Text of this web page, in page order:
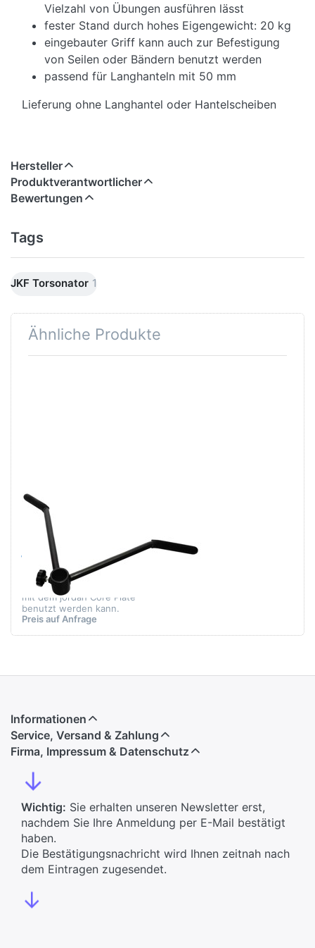
Vielzahl von Übungen ausführen lässt
fester Stand durch hohes Eigengewicht: 20 kg
eingebauter Griff kann auch zur Befestigung
von Seilen oder Bändern benutzt werden
passend für Langhanteln mit 50 mm
Lieferung ohne Langhantel oder Hantelscheiben
Hersteller
Produktverantwortlicher
Bewertungen
Tags
JKF Torsonator 1
Ähnliche Produkte
Zu diesem Produkt liegen noch keine Bewertungen
JORDAN FITNESS
EQUIPMENT
jordan Core
Plate Handle
Rudergriff, der zusammen
mit dem jordan Core Plate
benutzt werden kann.
Preis auf Anfrage
Informationen
Service, Versand & Zahlung
Firma, Impressum & Datenschutz
↓
Wichtig: Sie erhalten unseren Newsletter erst,
nachdem Sie Ihre Anmeldung per E-Mail bestätigt
haben.
Die Bestätigungsnachricht wird Ihnen zeitnah nach
dem Eintragen zugesendet.
↓